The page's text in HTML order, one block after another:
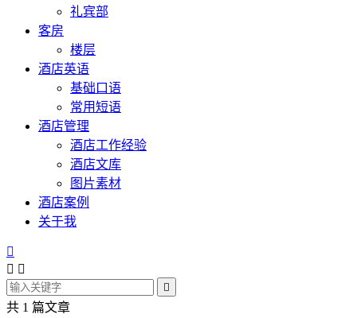
礼宾部
客房
楼层
酒店英语
基础口语
常用短语
酒店管理
酒店工作经验
酒店文库
图片素材
酒店案例
关于我

 

共 1 篇文章